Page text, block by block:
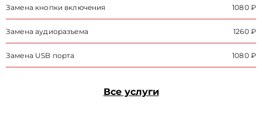
Замена кнопки включения 1080 ₽
Замена аудиоразъема 1260 ₽
Замена USB порта 1080 ₽
Все услуги